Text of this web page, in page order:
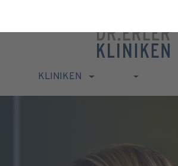
KLINIKEN